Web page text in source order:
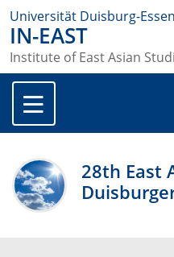
Universität Duisburg-Essen
IN-EAST
Institute of East Asian
28th East